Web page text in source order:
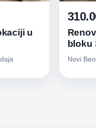
u
bloku
Novi